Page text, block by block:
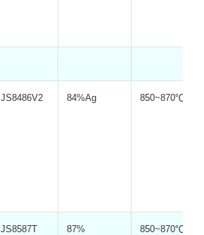
JS8486V2 84%Ag 850~870℃
JS8587T 87% 850~870℃